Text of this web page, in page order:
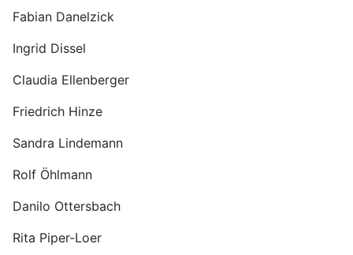
Fabian Danelzick
Ingrid Dissel
Claudia Ellenberger
Friedrich Hinze
Sandra Lindemann
Rolf Öhlmann
Danilo Ottersbach
Rita Piper-Loer